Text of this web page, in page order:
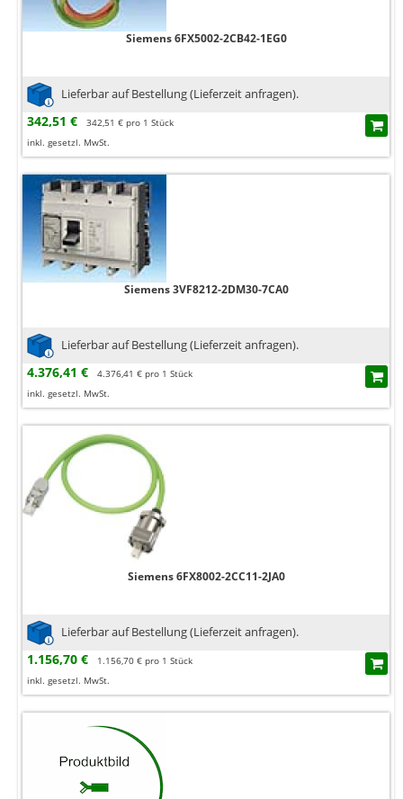
Siemens 6FX5002-2CB42-1EG0
Lieferbar auf Bestellung (Lieferzeit anfragen).
342,51 €
342,51 € pro 1 Stück
inkl. gesetzl. MwSt.
Siemens 3VF8212-2DM30-7CA0
Lieferbar auf Bestellung (Lieferzeit anfragen).
4.376,41 €
4.376,41 € pro 1 Stück
inkl. gesetzl. MwSt.
Siemens 6FX8002-2CC11-2JA0
Lieferbar auf Bestellung (Lieferzeit anfragen).
1.156,70 €
1.156,70 € pro 1 Stück
inkl. gesetzl. MwSt.